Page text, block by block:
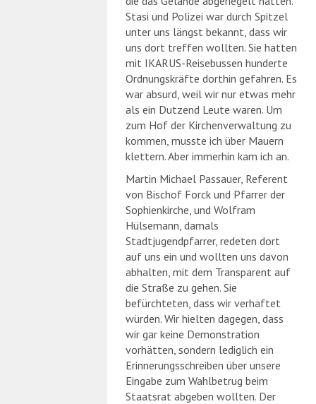
Stasi und Polizei war durch Spitzel
unter uns längst bekannt, dass wir
uns dort treffen wollten. Sie hatten
mit IKARUS-Reisebussen hunderte
Ordnungskräfte dorthin gefahren. Es
war absurd, weil wir nur etwas mehr
als ein Dutzend Leute waren. Um
zum Hof der Kirchenverwaltung zu
kommen, musste ich über Mauern
klettern. Aber immerhin kam ich an.
Martin Michael Passauer, Referent
von Bischof Forck und Pfarrer der
Sophienkirche, und Wolfram
Hülsemann, damals
Stadtjugendpfarrer, redeten dort
auf uns ein und wollten uns davon
abhalten, mit dem Transparent auf
die Straße zu gehen. Sie
befürchteten, dass wir verhaftet
würden. Wir hielten dagegen, dass
wir gar keine Demonstration
vorhätten, sondern lediglich ein
Erinnerungsschreiben über unsere
Eingabe zum Wahlbetrug beim
Staatsrat abgeben wollten. Der